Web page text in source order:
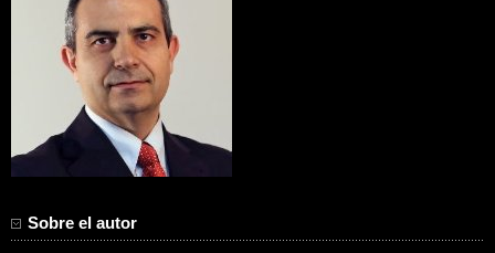
Sobre el autor